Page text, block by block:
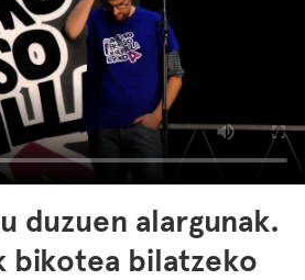
duzuen alargunak.
bikotea bilatzeko